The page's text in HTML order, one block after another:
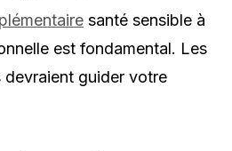
santé sensible à
est fondamental. Les
guider votre